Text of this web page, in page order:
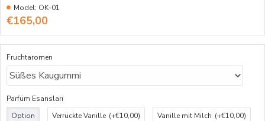
€165,00
Model: OK-01
Fruchtaromen
Parfüm Esansları
Option
Verrückte Vanille (+€10,00) Vanille mit Milch (+€10,00)